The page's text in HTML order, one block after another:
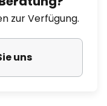
zur Verfügung.
uns